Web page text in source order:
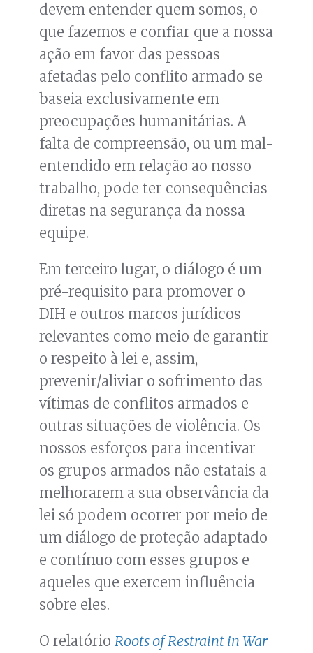
devem entender quem somos, o
que fazemos e confiar que a nossa
ação em favor das pessoas
afetadas pelo conflito armado se
baseia exclusivamente em
preocupações humanitárias. A
falta de compreensão, ou um mal-
entendido em relação ao nosso
trabalho, pode ter consequências
diretas na segurança da nossa
equipe.
Em terceiro lugar, o diálogo é um
pré-requisito para promover o
DIH e outros marcos jurídicos
relevantes como meio de garantir
o respeito à lei e, assim,
prevenir/aliviar o sofrimento das
vítimas de conflitos armados e
outras situações de violência. Os
nossos esforços para incentivar
os grupos armados não estatais a
melhorarem a sua observância da
lei só podem ocorrer por meio de
um diálogo de proteção adaptado
e contínuo com esses grupos e
aqueles que exercem influência
sobre eles.
O relatório Roots of Restraint in War